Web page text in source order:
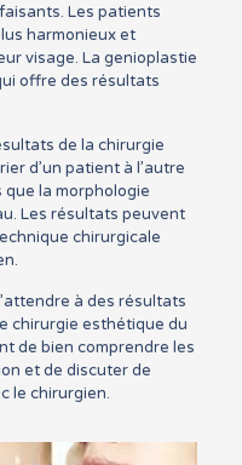
Les patients
harmonieux et
visage. La genioplastie
offre des résultats
de la chirurgie
d’un patient à l’autre
la morphologie
Les résultats peuvent
chirurgicale
à des résultats
chirurgie esthétique du
de bien comprendre les
et de discuter de
le chirurgien.